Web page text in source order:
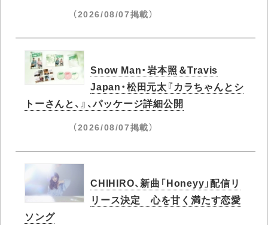
（2026/08/07掲載）
Snow Man・岩本照＆Travis
Japan・松田元太『カラちゃんとシ
トーさんと、』、パッケージ詳細公開
（2026/08/07掲載）
CHIHIRO、新曲「Honeyy」配信リ
リース決定 心を甘く満たす恋愛
ソング